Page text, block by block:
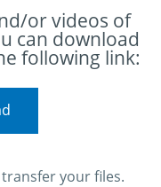
or videos of
can download
following link:
your files.